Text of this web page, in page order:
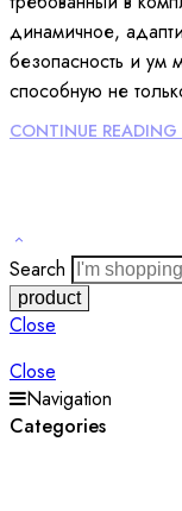
динамичное,
безопасность и ум
способную не
CONTINUE
Search
Close
Close
Navigation
Categories